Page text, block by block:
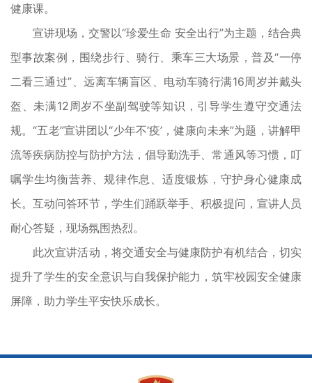
健康课。
宣讲现场，交警以“珍爱生命 安全出行”为主题，结合典
型事故案例，围绕步行、骑行、乘车三大场景，普及“一停
二看三通过”、远离车辆盲区、电动车骑行满16周岁并戴头
盔、未满12周岁不坐副驾驶等知识，引导学生遵守交通法
规。“五老”宣讲团以“少年不‘疫’，健康向未来”为题，讲解甲
流等疾病防控与防护方法，倡导勤洗手、常通风等习惯，叮
嘱学生均衡营养、规律作息、适度锻炼，守护身心健康成
长。互动问答环节，学生们踊跃举手、积极提问，宣讲人员
耐心答疑，现场氛围热烈。
此次宣讲活动，将交通安全与健康防护有机结合，切实
提升了学生的安全意识与自我保护能力，筑牢校园安全健康
屏障，助力学生平安快乐成长。